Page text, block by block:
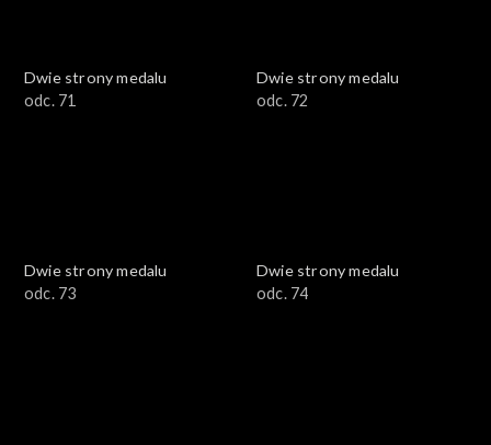
Dwie strony medalu
odc. 71
Dwie strony medalu
odc. 72
Dwie strony medalu
odc. 73
Dwie strony medalu
odc. 74